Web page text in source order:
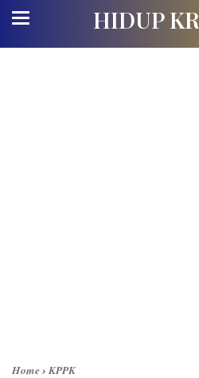
HIDUP
Home› KPPK